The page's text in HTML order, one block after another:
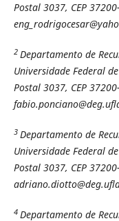
Postal 3037, CEP
2 Departamento de
Universidade Federal
Postal 3037, CEP
3 Departamento de
Universidade Federal
Postal 3037, CEP
4 Departamento de